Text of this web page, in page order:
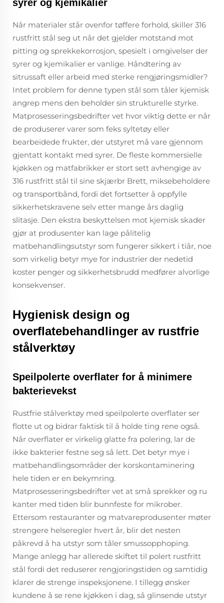
syrer og kjemikalier
Når materialer står ovenfor tøffere forhold, skiller 316
rustfritt stål seg ut når det gjelder motstand mot
pitting og sprekkekorrosjon, spesielt i omgivelser der
syrer og kjemikalier er vanlige. Håndtering av
sitrussaft eller arbeid med sterke rengjøringsmidler?
Intet problem for denne typen stål som tåler kjemisk
angrep mens den beholder sin strukturelle styrke.
Matprosesseringsbedrifter vet hvor viktig dette er når
de produserer varer som feks syltetøy eller
bearbeidede frukter, der utstyret må vare gjennom
gjentatt kontakt med syrer. De fleste kommersielle
kjøkken og matfabrikker er stort sett avhengige av
316 rustfritt stål til sine skjærbr Brett, miksebeholdere
og transportbånd, fordi det fortsetter å oppfylle
sikkerhetskravene selv etter mange års daglig
slitasje. Den ekstra beskyttelsen mot kjemisk skader
gjør at produsenter kan lage pålitelig
matbehandlingsutstyr som fungerer sikkert i tiår, noe
som virkelig betyr mye for industrier der nedetid
koster penger og sikkerhetsbrudd medfører alvorlige
konsekvenser.
Hygienisk design og
overflatebehandlinger av rustfrie
stålverktøy
Speilpolerte overflater for å minimere
bakterievekst
Rustfrie stålverktøy med speilpolerte overflater ser
flotte ut og bidrar faktisk til å holde ting rene også.
Når overflater er virkelig glatte fra polering, lar de
ikke bakterier festne seg så lett. Det betyr mye i
matbehandlingsområder der korskontaminering
hele tiden er en bekymring.
Matprosesseringsbedrifter vet at små sprekker og ru
kanter med tiden blir bunnfeste for mikrober.
Ettersom restauranter og matvareprodusenter møter
strengere helseregler hvert år, blir det nesten
påkrevd å ha utstyr som tåler smussopphoping.
Mange anlegg har allerede skiftet til polert rustfritt
stål fordi det reduserer rengjoringstiden og samtidig
klarer de strenge inspeksjonene. I tillegg ønsker
kundene å se rene kjøkken i dag, så glinsende utstyr